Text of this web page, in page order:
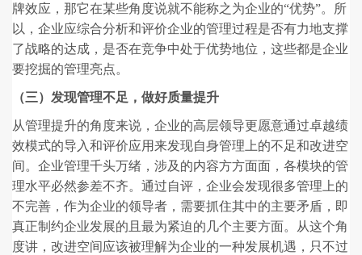
牌效应，那它在某些角度说就不能称之为企业的“优势”。所
以，企业应综合分析和评价企业的管理过程是否有力地支撑
了战略的达成，是否在竞争中处于优势地位，这些都是企业
要挖掘的管理亮点。
（三）发现管理不足，做好质量提升
从管理提升的角度来说，企业的高层领导更愿意通过卓越绩
效模式的导入和评价应用来发现自身管理上的不足和改进空
间。企业管理千头万绪，涉及的内容方方面面，各模块的管
理水平必然参差不齐。通过自评，企业会发现很多管理上的
不完善，作为企业的领导者，需要抓住其中的主要矛盾，即
真正制约企业发展的且最为紧迫的几个主要方面。从这个角
度讲，改进空间应该被理解为企业的一种发展机遇，只不过